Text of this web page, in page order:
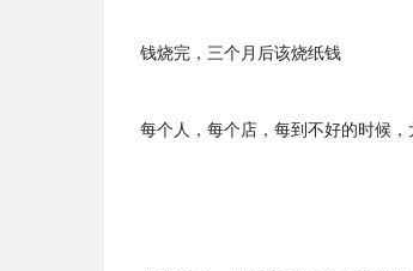
钱烧完，三个月后该烧纸钱
每个人，每个店，每到不好的时候